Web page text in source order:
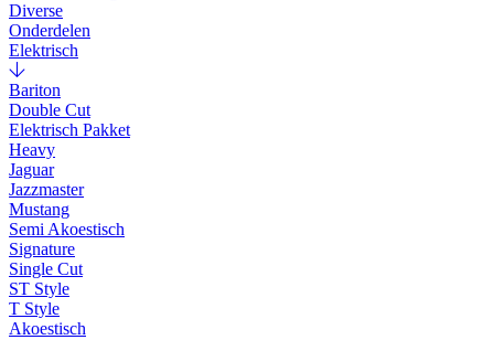
Diverse
Onderdelen
Elektrisch
Bariton
Double Cut
Elektrisch Pakket
Heavy
Jaguar
Jazzmaster
Mustang
Semi Akoestisch
Signature
Single Cut
ST Style
T Style
Akoestisch